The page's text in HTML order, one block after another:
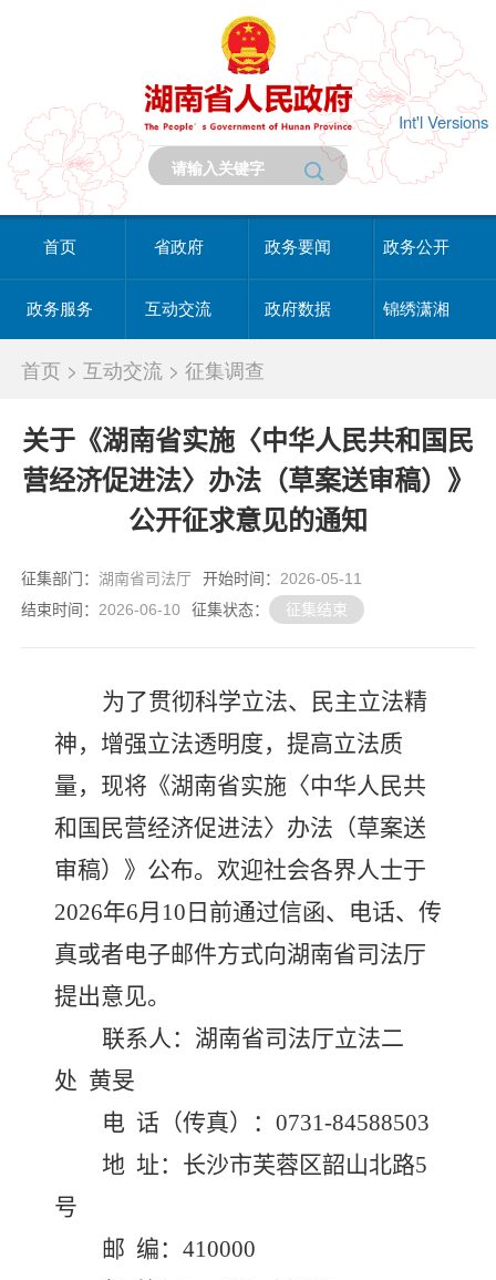
Int'l Versions
首页 省政府 政务要闻 政务公开
政务服务 互动交流 政府数据 锦绣潇湘
首页 > 互动交流> 征集调查